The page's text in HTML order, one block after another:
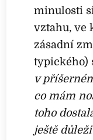
minulosti
vztahu, ve
zásadní
typického)
v
co mám
toho
ještě